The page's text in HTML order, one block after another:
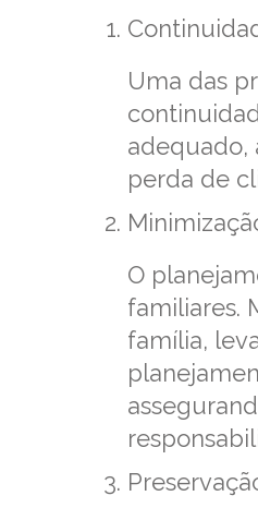
Uma das
adequado,
perda de
O
familiares.
família,